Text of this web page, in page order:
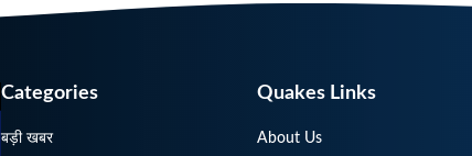
Categories
बड़ी खबर
Quakes Links
About Us